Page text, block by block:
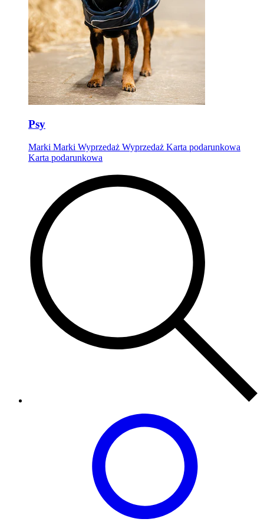
Psy
Marki Marki Wyprzedaż Wyprzedaż Karta podarunkowa
Karta podarunkowa